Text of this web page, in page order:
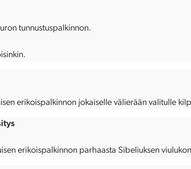
tunnustuspalkinnon.
erikoispalkinnon jokaiselle välierään valitulle
erikoispalkinnon parhaasta Sibeliuksen